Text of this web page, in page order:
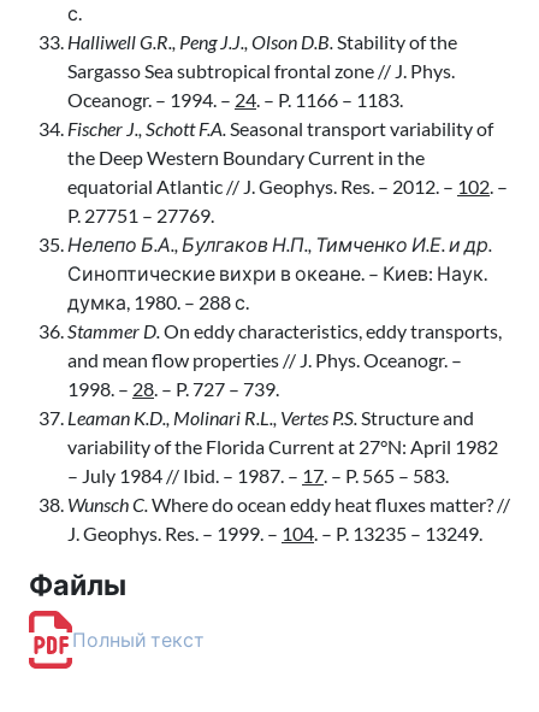
с.
Halliwell G.R., Peng J.J., Olson D.B.Stability of the
Sargasso Sea subtropical frontal zone // J. Phys.
Oceanogr. – 1994. – 24. – P. 1166 – 1183.
Fischer J., Schott F.A.Seasonal transport variability of
the Deep Western Boundary Current in the
equatorial Atlantic // J. Geophys. Res. – 2012. – 102. –
P. 27751 – 27769.
Нелепо Б.А., Булгаков Н.П., Тимченко И.Е. и др.
Синоптические вихри в океане. – Киев: Наук.
думка, 1980. – 288 с.
Stammer D.On eddy characteristics, eddy transports,
and mean flow properties // J. Phys. Oceanogr. –
1998. – 28. – P. 727 – 739.
Leaman K.D., Molinari R.L., Vertes P.S.Structure and
variability of the Florida Current at 27°N: April 1982
– July 1984 // Ibid. – 1987. – 17. – P. 565 – 583.
Wunsch C.Where do ocean eddy heat fluxes matter? //
J. Geophys. Res. – 1999. – 104. – P. 13235 – 13249.
Файлы
Полный текст